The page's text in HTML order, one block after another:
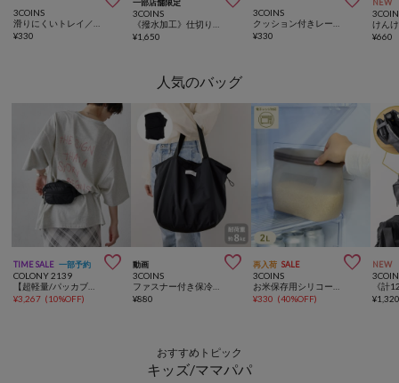
3COINS
¥330
一部店舗限定
3COINS
¥1,650
3COINS
¥330
NEW
けん
¥660
人気のバッグ
TIME SALE 一部予約 
COLONY 2139
¥3,267 (10%OFF)
動画 
3COINS
¥880
再入荷 SALE 
3COINS
¥330 (40%OFF)
NEW
¥
おすすめトピック
キッズ/ママパパ